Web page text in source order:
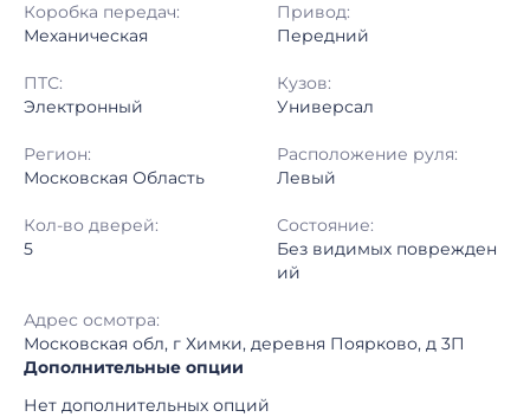
Коробка передач:
Механическая
Привод:
Передний
ПТС:
Электронный
Кузов:
Универсал
Регион:
Московская Область
Расположение руля:
Левый
Кол-во дверей:
5
Состояние:
Без видимых поврежден
ий
Адрес осмотра:
Московская обл, г Химки, деревня Поярково, д 3П
Дополнительные опции
Нет дополнительных опций